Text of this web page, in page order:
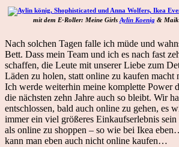
mit dem E-Roller: Meine Girls Aylin Koenig&
Nach solchen Tagen falle ich müde und
Bett. Dass mein Team und ich es nach fast
schaffen, die Leute mit unserer Liebe zum
Läden zu holen, statt online zu kaufen macht
Ich werde weiterhin meine komplette Power
die nächsten zehn Jahre auch so bleibt. Wir
entschlossen, bald auch online zu gehen, es
immer ein viel größeres Einkaufserlebnis
als online zu shoppen – so wie bei Ikea
kann man eben auch nicht online kaufen…